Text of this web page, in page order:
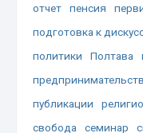
отчет
пенсия
подготовка к
политики
Полтава
публикации
свобода
семинар